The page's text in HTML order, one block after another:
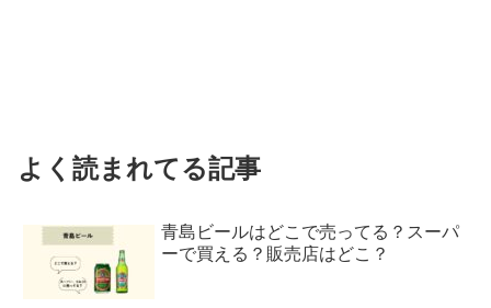
よく読まれてる記事
青島ビールはどこで売ってる？スーパ
ーで買える？販売店はどこ？